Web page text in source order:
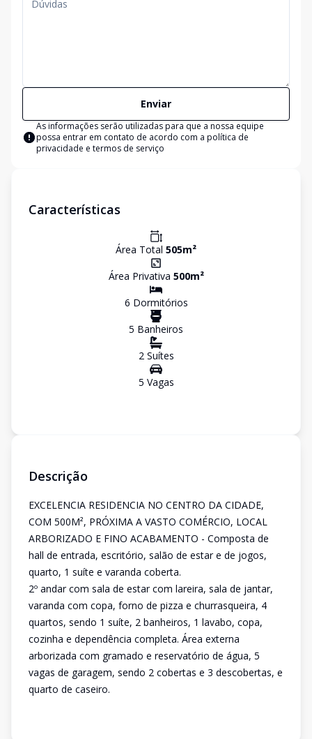
Enviar
As informações serão utilizadas para que a nossa equipe
possa entrar em contato de acordo com a política de
privacidade e termos de serviço
Características
Área Total 505m²
Área Privativa 500m²
6 Dormitórios
5 Banheiros
2Suítes
5 Vagas
Descrição
EXCELENCIA RESIDENCIA NO CENTRO DA CIDADE,
COM 500M², PRÓXIMA A VASTO COMÉRCIO, LOCAL
ARBORIZADO E FINO ACABAMENTO - Composta de
hall de entrada, escritório, salão de estar e de jogos,
quarto, 1 suíte e varanda coberta.
2º andar com sala de estar com lareira, sala de jantar,
varanda com copa, forno de pizza e churrasqueira, 4
quartos, sendo 1 suíte, 2 banheiros, 1 lavabo, copa,
cozinha e dependência completa. Área externa
arborizada com gramado e reservatório de água, 5
vagas de garagem, sendo 2 cobertas e 3 descobertas, e
quarto de caseiro.